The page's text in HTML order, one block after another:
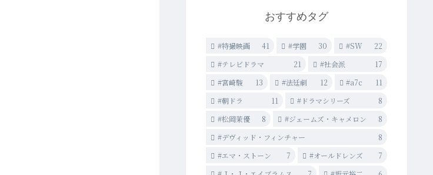
おすすめタグ
#特撮映画 41 #学園 30 #SW
22
#テレビドラマ
21 #社会派
17
#宮崎駿
13 #法廷劇 12 #a7c
11
#朝ドラ
11 #ドラマシリーズ
8
#松岡茉優
8 #ジェームズ・キャメロン
8
#デヴィッド・フィンチャー
8
#エマ・ストーン
7 #オールドレンズ
7